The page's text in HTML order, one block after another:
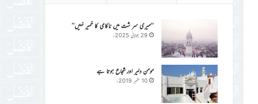
’’میری سر شت میں ناکامی کا خمیر نہیں‘‘
29 جولائی 2025ء
مومن دلیر اور شجاع ہوتا ہے
10 ستمبر 2019ء